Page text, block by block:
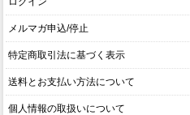
メルマガ申込/停止
特定商取引法に基づく表示
送料とお支払い方法について
個人情報の取扱いについて